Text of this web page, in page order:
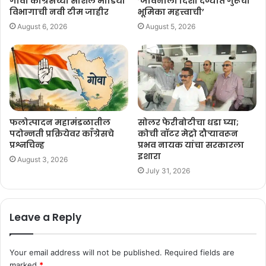
विभागाची नवी टीम जाहीर
August 6, 2026
भूमिका महत्त्वाची’
August 5, 2026
फलोत्पादन महामंडळातील
पदोन्नती प्रक्रियेवर काँग्रेसचे
प्रश्नचिन्ह
August 3, 2026
सोलर फेरीबोटीचा धडा घ्या;
कोची वॉटर मेट्रो दौऱ्यावरून
प्रभव नायक यांचा सरकारला
इशारा
July 31, 2026
Leave a Reply
Your email address will not be published. Required fields are